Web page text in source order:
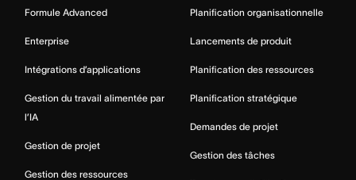
Formule Advanced
Enterprise
Intégrations d’applications
Gestion du travail alimentée par
l’IA
Gestion de projet
Gestion des ressources
Planification organisationnelle
Lancements de produit
Planification des ressources
Planification stratégique
Demandes de projet
Gestion des tâches